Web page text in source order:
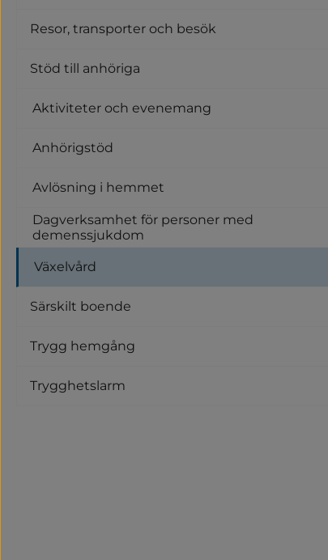
Resor, transporter och besök
Stöd till anhöriga
Aktiviteter och evenemang
Anhörigstöd
Avlösning i hemmet
Dagverksamhet för personer med
demenssjukdom
Växelvård
Särskilt boende
Trygg hemgång
Trygghetslarm